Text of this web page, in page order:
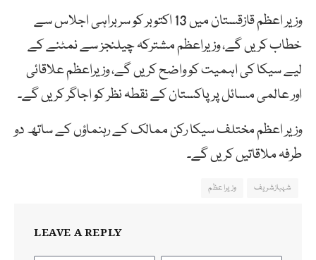
وزیر اعظم قازقستان میں 13 اکتوبر کو سربراہی اجلاس سے
خطاب کریں گے، وزیراعظم مشترکہ چیلنجز سے نمٹنے کے
لیے سیکا کی اہمیت کو واضح کریں گے، وزیراعظم علاقائی
اور عالمی مسائل پر پاکستان کے نقطہ نظر کو اجاگر کریں گے۔
وزیر اعظم مختلف سیکا رکن ممالک کے رہنماؤں کے ساتھ دو
طرفہ ملاقاتیں کریں گے۔
شہبازشریف وزیراعظم
LEAVE A REPLY